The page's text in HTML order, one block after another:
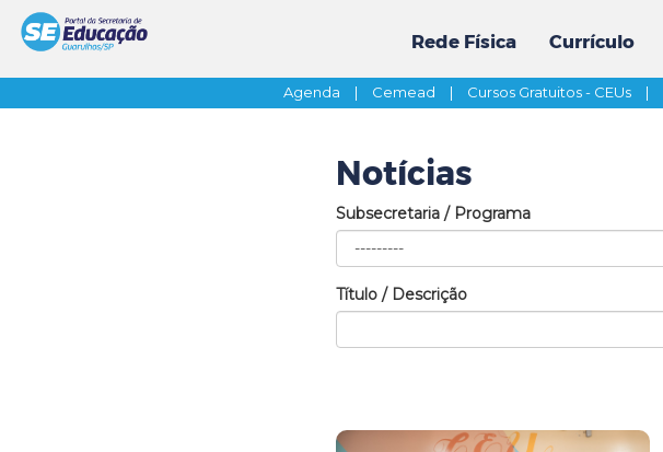
Rede Física Currículo
Agenda | Cemead | Cursos Gratuitos - CEUs |
Notícias
Subsecretaria / Programa
Título / Descrição